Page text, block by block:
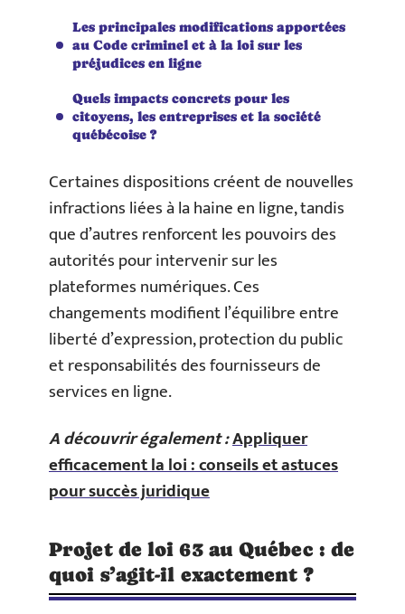
Les principales modifications apportées
au Code criminel et à la loi sur les
préjudices en ligne
Quels impacts concrets pour les
citoyens, les entreprises et la société
québécoise ?
Certaines dispositions créent de nouvelles
infractions liées à la haine en ligne, tandis
que d’autres renforcent les pouvoirs des
autorités pour intervenir sur les
plateformes numériques. Ces
changements modifient l’équilibre entre
liberté d’expression, protection du public
et responsabilités des fournisseurs de
services en ligne.
A découvrir également :Appliquer
efficacement la loi : conseils et astuces
pour succès juridique
Projet de loi 63 au Québec : de
quoi s’agit-il exactement ?